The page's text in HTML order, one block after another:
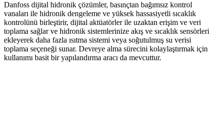
Danfoss dijital hidronik çözümler, basınçtan bağımsız kontrol
vanaları ile hidronik dengeleme ve yüksek hassasiyetli sıcaklık
kontrolünü birleştirir, dijital aktüatörler ile uzaktan erişim ve veri
toplama sağlar ve hidronik sistemlerinize akış ve sıcaklık sensörleri
ekleyerek daha fazla ısıtma sistemi veya soğutulmuş su verisi
toplama seçeneği sunar. Devreye alma sürecini kolaylaştırmak için
kullanımı basit bir yapılandırma aracı da mevcuttur.